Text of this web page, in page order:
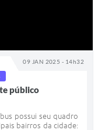
09 JAN 2025 - 14h32
público
possui seu quadro
bairros da cidade: